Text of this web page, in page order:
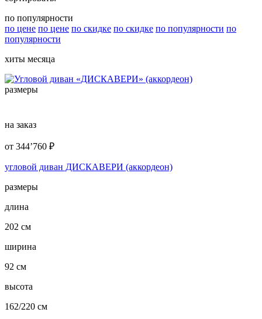
по популярности
по цене по цене по скидке по скидке по популярности по
популярности
хиты месяца
размеры
на заказ
от 344’760 ₽
угловой диван ДИСКАВЕРИ (аккордеон)
размеры
длина
202 см
ширина
92 см
высота
162/220 см